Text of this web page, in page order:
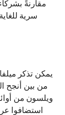
مقارنةً
سرية
يمكن تذكر
ويلسون من
استضافوا